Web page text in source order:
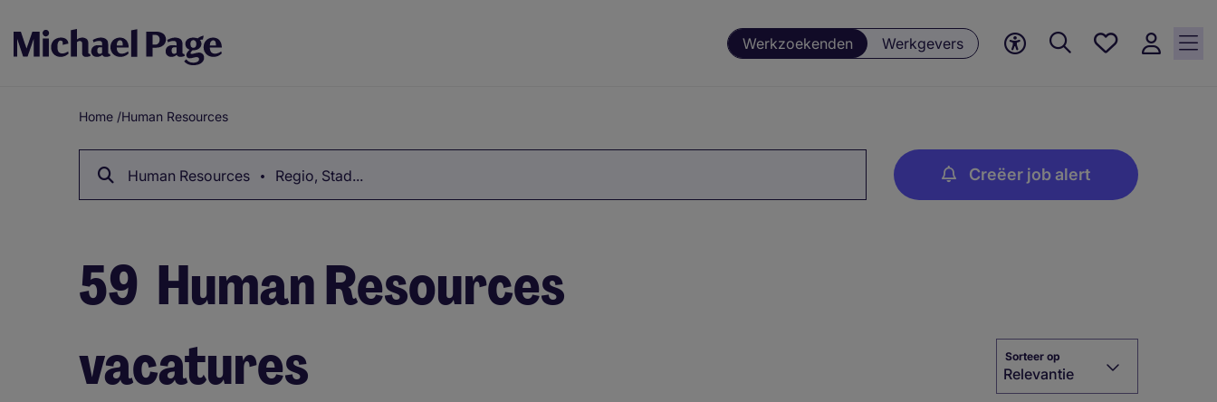
Werkzoekenden Werkgevers
Favorieten,
Breadcrumb
Home /Human Resources
Human Resources Regio, Stad... Creëer job alert
59 Human Resources
vacatures
Sorteer op
Relevantie